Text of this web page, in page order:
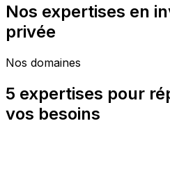
Nos expertises en
privée
Nos domaines
5 expertises pour
vos besoins